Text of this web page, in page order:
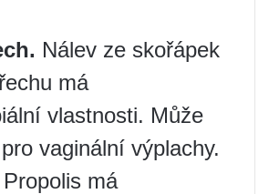
Nálev ze skořápek
má
vlastnosti. Může
vaginální výplachy.
Propolis má